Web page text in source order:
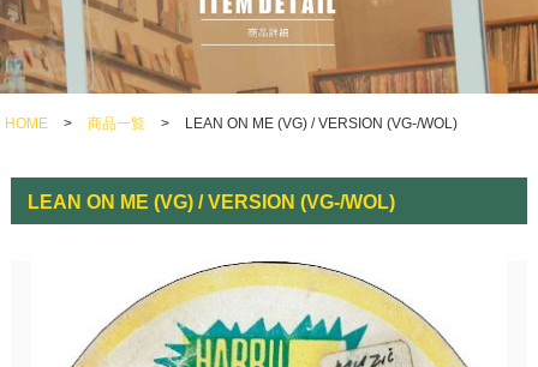
HOME > 商品一覧 > LEAN ON ME (VG) / VERSION (VG-/WOL)
LEAN ON ME (VG) / VERSION (VG-/WOL)